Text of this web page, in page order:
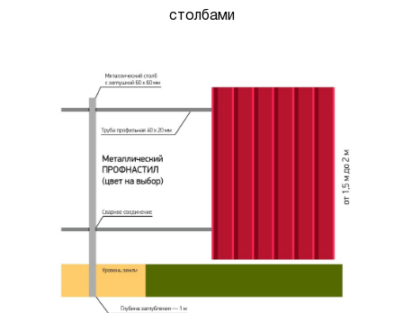
столбами